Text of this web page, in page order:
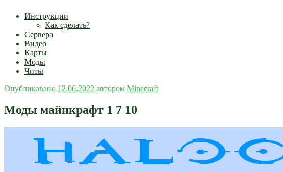
Инструкции
Как сделать?
Сервера
Видео
Карты
Моды
Читы
Опубликовано 12.06.2022 автором Minecraft
Моды майнкрафт 1 7 10